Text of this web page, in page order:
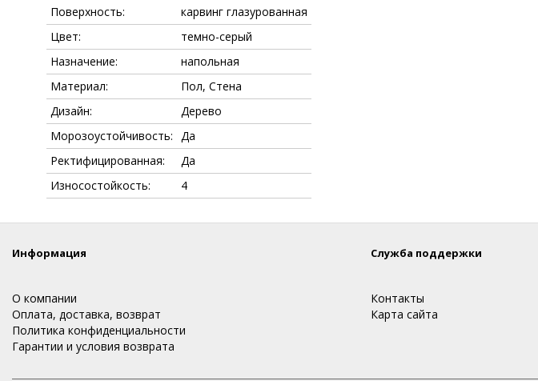
Поверхность:
карвинг глазурованная
Цвет:
темно-серый
Назначение:
напольная
Материал:
Пол, Стена
Дизайн:
Дерево
Морозоустойчивость: Да
Ректифицированная:
Да
Износостойкость:
4
Информация
О компании
Оплата, доставка, возврат
Политика конфиденциальности
Гарантии и условия возврата
Служба поддержки
Контакты
Карта сайта